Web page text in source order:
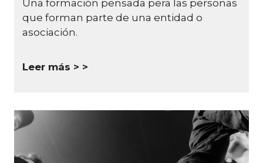
Una formación pensada pera las personas
que forman parte de una entidad o
asociación.
Leer más >